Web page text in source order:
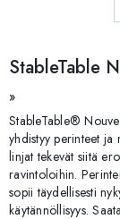
StableTable
»
StableTable®
yhdistyy perinteet
linjat tekevät siitä
ravintoloihin.
sopii täydellisesti
käytännöllisyys.